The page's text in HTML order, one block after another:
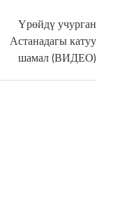
Үрөйдү учурган
Астанадагы катуу
шамал (ВИДЕО)